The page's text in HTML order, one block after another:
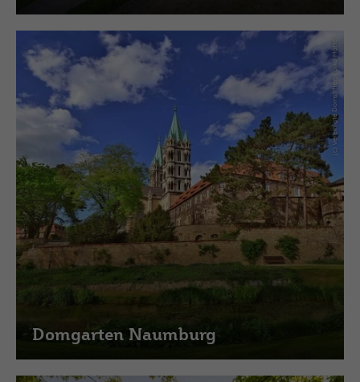
(c) Vereinigte Domstifter, Falko Matte
Domgarten Naumburg